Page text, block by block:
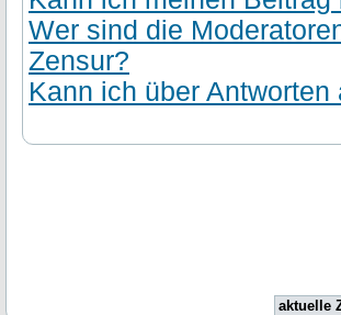
Wer sind die
Zensur?
Kann ich über
aktuelle